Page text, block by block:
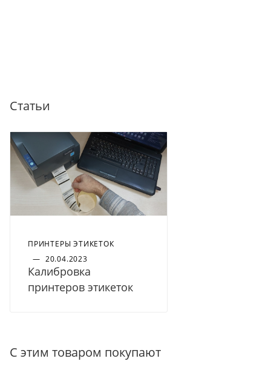
Статьи
ПРИНТЕРЫ ЭТИКЕТОК
— 20.04.2023
Калибровка
принтеров этикеток
С этим товаром покупают